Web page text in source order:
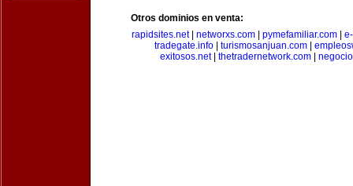
Otros dominios en venta:
rapidsites.net| networxs.com| pymefamiliar.com|
tradegate.info| turismosanjuan.com|
exitosos.net| thetradernetwork.com|